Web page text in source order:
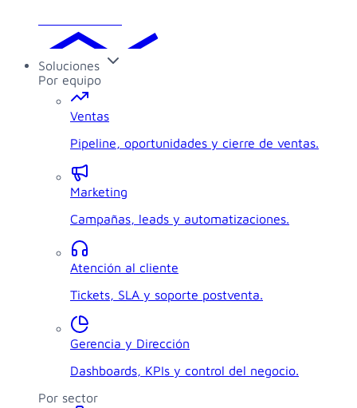
Soluciones
Por equipo
Ventas
Pipeline, oportunidades y cierre de ventas.
Marketing
Campañas, leads y automatizaciones.
Atención al cliente
Tickets, SLA y soporte postventa.
Gerencia y Dirección
Dashboards, KPIs y control del negocio.
Por sector